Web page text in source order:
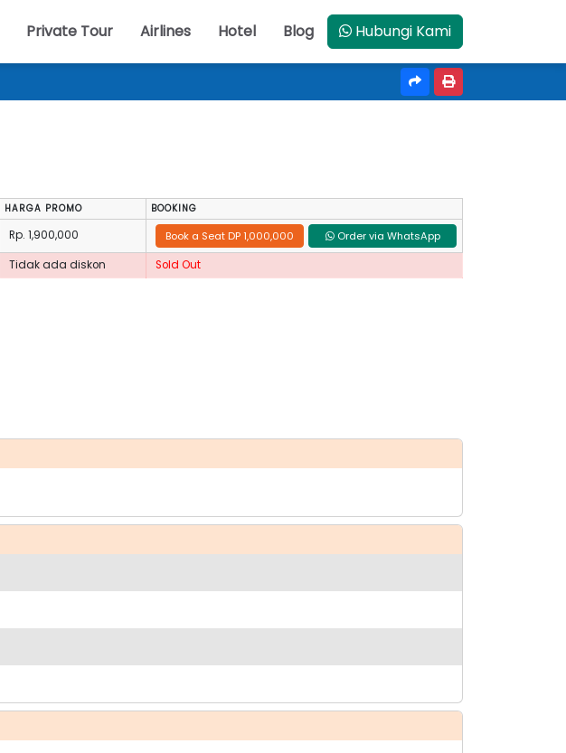
Private Tour Airlines Hotel Blog Hubungi Kami
HARGA PROMO BOOKING
Rp. 1,900,000 Book a Seat DP 1,000,000
Order via WhatsApp
Tidak ada diskon Sold Out